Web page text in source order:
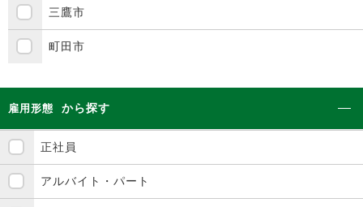
三鷹市
町田市
雇用形態 から探す
正社員
アルバイト・パート